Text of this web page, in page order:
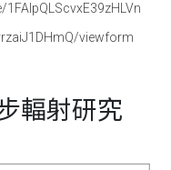
viewform
輻射研究